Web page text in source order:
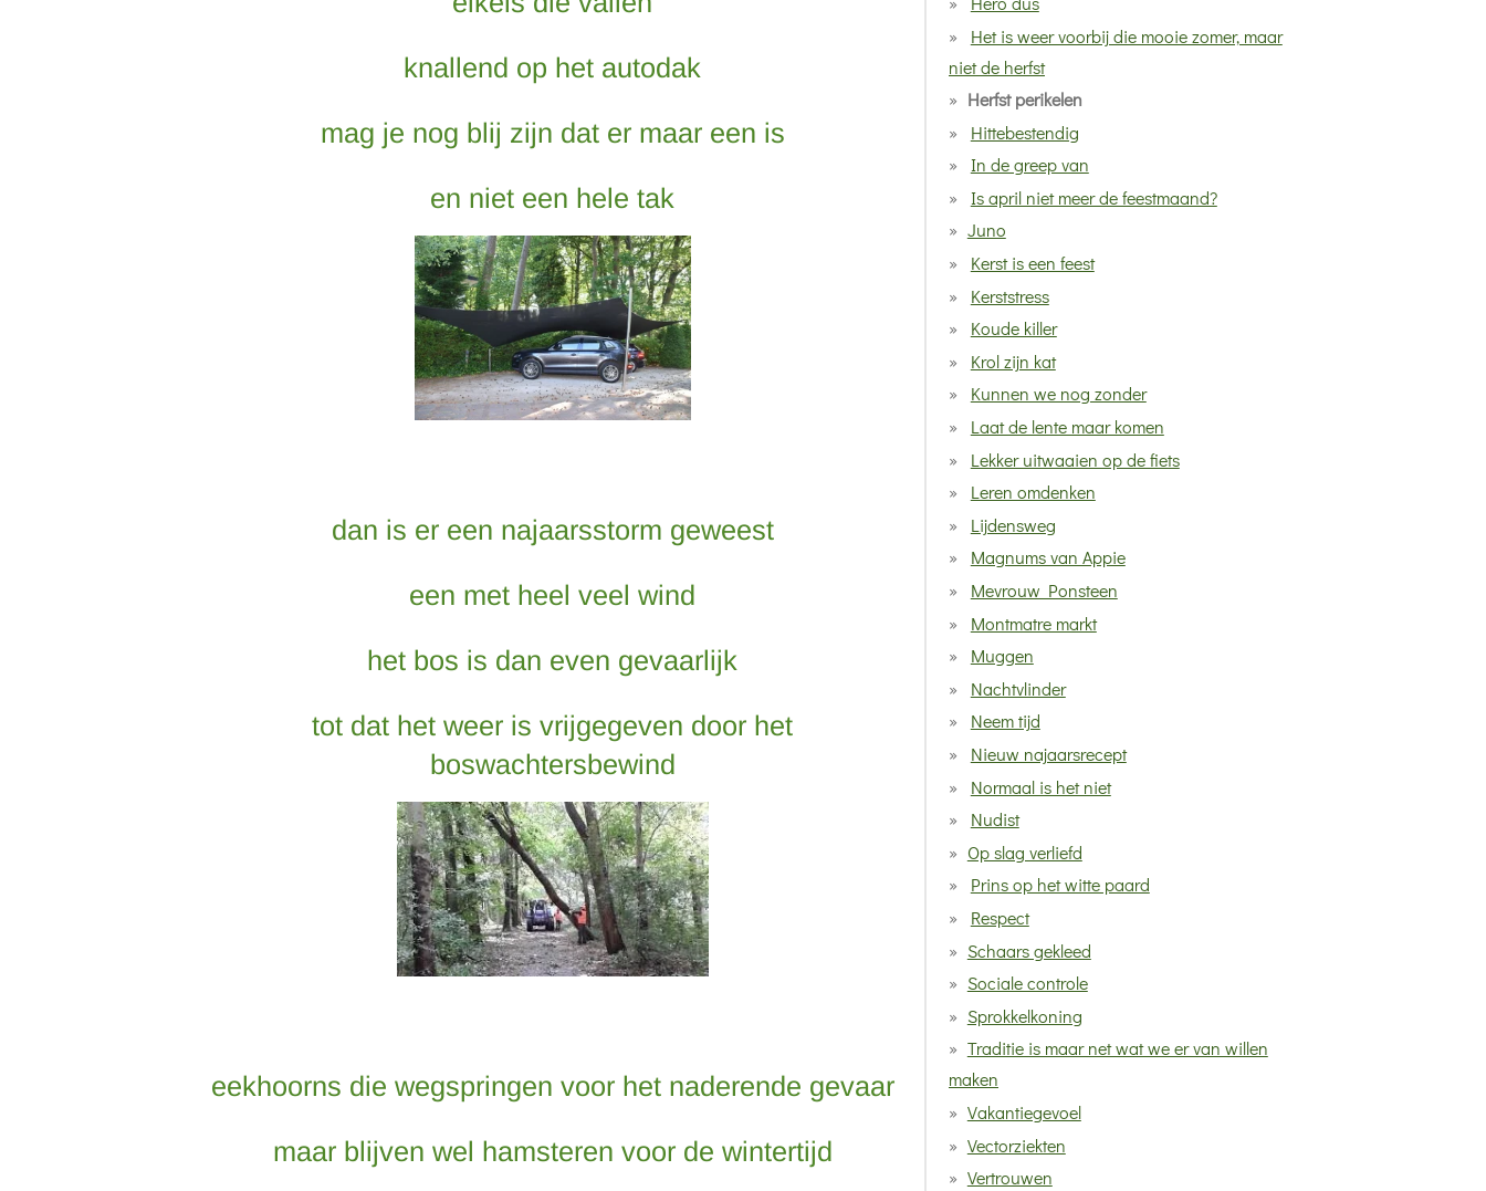
knallend op het autodak
mag je nog blij zijn dat er maar een is
en niet een hele tak
dan is er een najaarsstorm geweest
een met heel veel wind
het bos is dan even gevaarlijk
tot dat het weer is vrijgegeven door het
boswachtersbewind
eekhoorns die wegspringen voor het naderende gevaar
maar blijven wel hamsteren voor de wintertijd
Het is weer voorbij die mooie zomer, maar
niet de herfst
Herfst perikelen
Hittebestendig
In de greep van
Is april niet meer de feestmaand?
Juno
Kerst is een feest
Kerststress
Koude killer
Krol zijn kat
Kunnen we nog zonder
Laat de lente maar komen
Lekker uitwaaien op de fiets
Leren omdenken
Lijdensweg
Magnums van Appie
Mevrouw Ponsteen
Montmatre markt
Muggen
Nachtvlinder
Neem tijd
Nieuw najaarsrecept
Normaal is het niet
Nudist
Op slag verliefd
Prins op het witte paard
Respect
Schaars gekleed
Sociale controle
Sprokkelkoning
Traditie is maar net wat we er van willen
maken
Vakantiegevoel
Vectorziekten
Vertrouwen